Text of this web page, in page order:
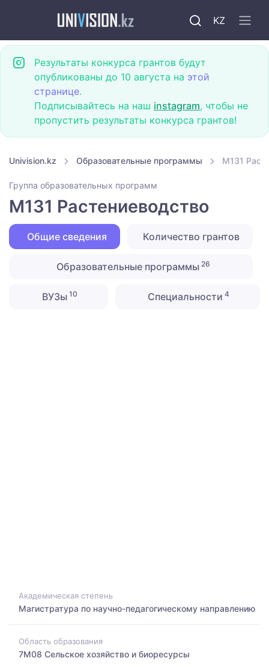
KZ
Результаты конкурса грантов будут
опубликованы до 10 августа на этой
странице.
Подписывайтесь на наш instagram, чтобы не
пропустить результаты конкурса грантов!
Univision.kz Образовательные программы M131
Группа образовательных программ
M131 Растениеводство
Общие сведения Количество грантов
Образовательные программы 26
ВУЗы10 Специальности 4
Академическая степень
Магистратура по научно-педагогическому направлению
Область образования
7M08 Сельское хозяйство и биоресурсы